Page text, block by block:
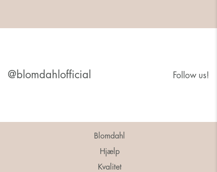
@blomdahlofficial Follow us!
Blomdahl
Hjælp
Kvalitet